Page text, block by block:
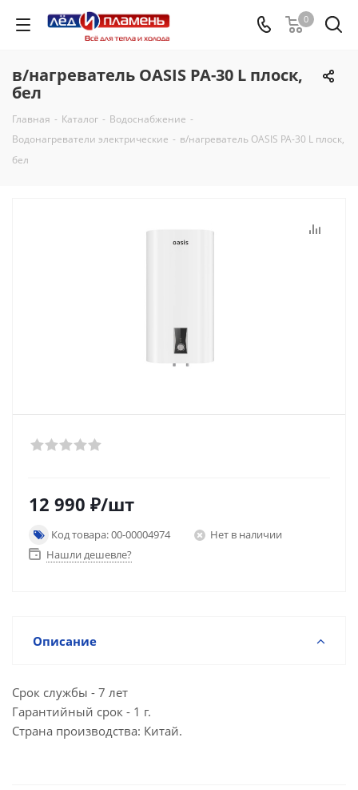
0
в/нагреватель OASIS PA-30 L плоск,
бел
Главная - Каталог - Водоснабжение -
Водонагреватели электрические - в/нагреватель OASIS PA-30 L плоск,
бел
12 990 ₽/шт
Код товара: 00-00004974
Нет в наличии
Нашли дешевле?
Описание
Срок службы - 7 лет
Гарантийный срок - 1 г.
Страна производства: Китай.